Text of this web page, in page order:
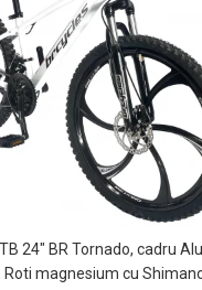
24″ BR Tornado, cadru
Roti magnesium cu